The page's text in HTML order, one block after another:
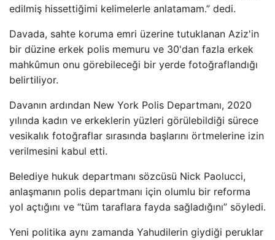
edilmiş hissettiğimi kelimelerle anlatamam.” dedi.
Davada, sahte koruma emri üzerine tutuklanan Aziz'in
bir düzine erkek polis memuru ve 30'dan fazla erkek
mahkûmun onu görebileceği bir yerde fotoğraflandığı
belirtiliyor.
Davanın ardından New York Polis Departmanı, 2020
yılında kadın ve erkeklerin yüzleri görülebildiği sürece
vesikalık fotoğraflar sırasında başlarını örtmelerine izin
verilmesini kabul etti.
Belediye hukuk departmanı sözcüsü Nick Paolucci,
anlaşmanın polis departmanı için olumlu bir reforma
yol açtığını ve “tüm taraflara fayda sağladığını” söyledi.
Yeni politika aynı zamanda Yahudilerin giydiği peruklar